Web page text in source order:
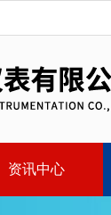
资讯中心